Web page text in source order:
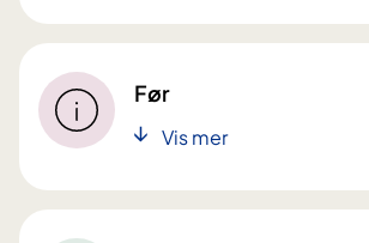
Før
Vis mer